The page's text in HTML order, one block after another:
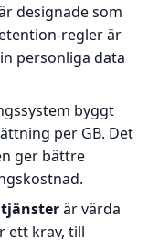
designade som
regler är
personliga data
byggt
per GB. Det
ger bättre
är värda
ett krav, till